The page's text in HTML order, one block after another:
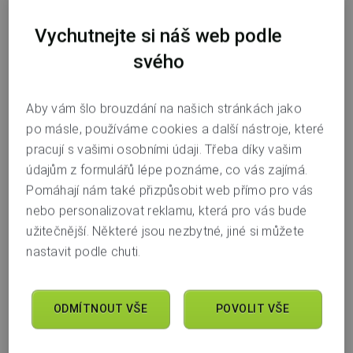
Dnes byla odeslána historicky první
okamžitá platba mezi dvěma českými
bankami. Stalo se tak mezi běžnými účty
v Air Bank a u České spořitelny a naopak.
Připsání platby na účet ve druhé bance
proběhlo během několika sekund. Air Bank
Vychutnejte si náš web podle
svého
Aby vám šlo brouzdání na našich stránkách jako
po másle, používáme cookies a další nástroje, které
pracují s vašimi osobními údaji. Třeba díky vašim
údajům z formulářů lépe poznáme, co vás zajímá.
Pomáhají nám také přizpůsobit web přímo pro vás
nebo personalizovat reklamu, která pro vás bude
užitečnější. Některé jsou nezbytné, jiné si můžete
nastavit podle chuti.
ODMÍTNOUT VŠE POVOLIT VŠE